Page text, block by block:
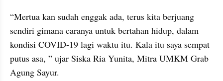
“Mertua kan sudah enggak ada, terus kita berjuang
sendiri gimana caranya untuk bertahan hidup, dalam
kondisi COVID-19 lagi waktu itu. Kala itu saya sempat
putus asa, ” ujar Siska Ria Yunita, Mitra UMKM Grab
Agung Sayur.